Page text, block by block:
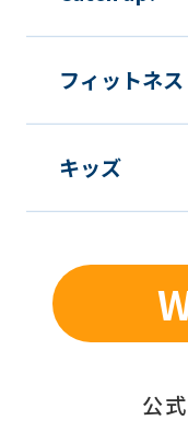
フィットネス
キッズ
公